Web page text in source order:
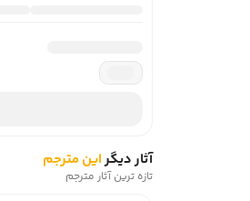
آثار دیگراین مترجم
تازه ترین آثار مترجم